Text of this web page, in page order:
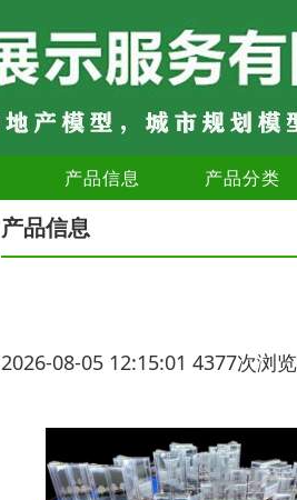
产品信息 产品分类
产品信息
2026-08-05 12:15:01 4377次浏览